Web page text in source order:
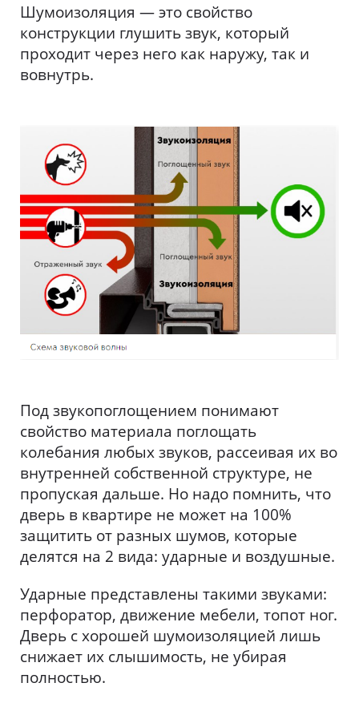
Шумоизоляция — это свойство
конструкции глушить звук, который
проходит через него как наружу, так и
вовнутрь.
Под звукопоглощением понимают
свойство материала поглощать
колебания любых звуков, рассеивая их во
внутренней собственной структуре, не
пропуская дальше. Но надо помнить, что
дверь в квартире не может на 100%
защитить от разных шумов, которые
делятся на 2 вида: ударные и воздушные.
Ударные представлены такими звуками:
перфоратор, движение мебели, топот ног.
Дверь с хорошей шумоизоляцией лишь
снижает их слышимость, не убирая
полностью.